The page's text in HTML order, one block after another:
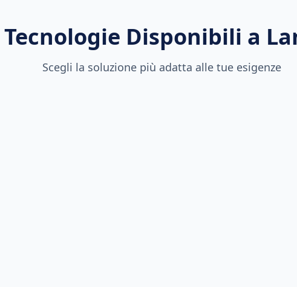
Tecnologie Disponibili a
Scegli la soluzione più adatta alle tue esigenze